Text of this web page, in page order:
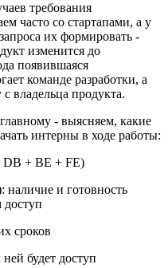
требования
часто со стартапами, а у
их формировать -
изменится до
появившаяся
команде разработки, а
владельца продукта.
- выясняем, какие
интерны в ходе работы:
DB + BE + FE)
и готовность
доступ
сроков
ней будет доступ